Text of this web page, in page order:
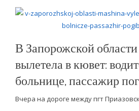
В Запорожской
вылетела в кювет:
больнице, пассажир
Вчера на дороге между пгт